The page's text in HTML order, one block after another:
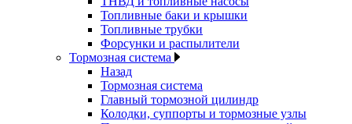
Топливные баки и крышки
Топливные трубки
Форсунки и распылители
Тормозная система
Назад
Тормозная система
Главный тормозной цилиндр
Колодки, суппорты и тормозные узлы